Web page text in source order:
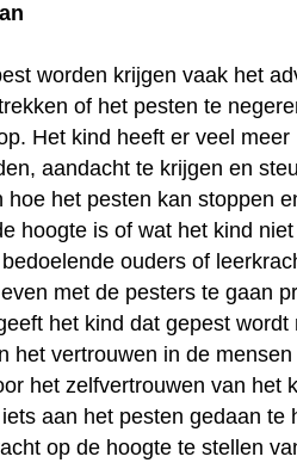
worden krijgen vaak het
of het pesten te
Het kind heeft er veel
aandacht te krijgen en
hoe het pesten kan stoppen
hoogte is of wat het kind
ouders of
met de pesters te gaan
het kind dat gepest
het vertrouwen in de
het zelfvertrouwen van het
aan het pesten gedaan te
op de hoogte te stellen